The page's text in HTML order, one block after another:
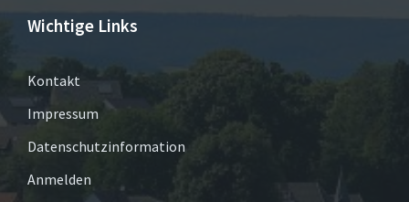
Wichtige Links
Kontakt
Impressum
Datenschutzinformation
Anmelden